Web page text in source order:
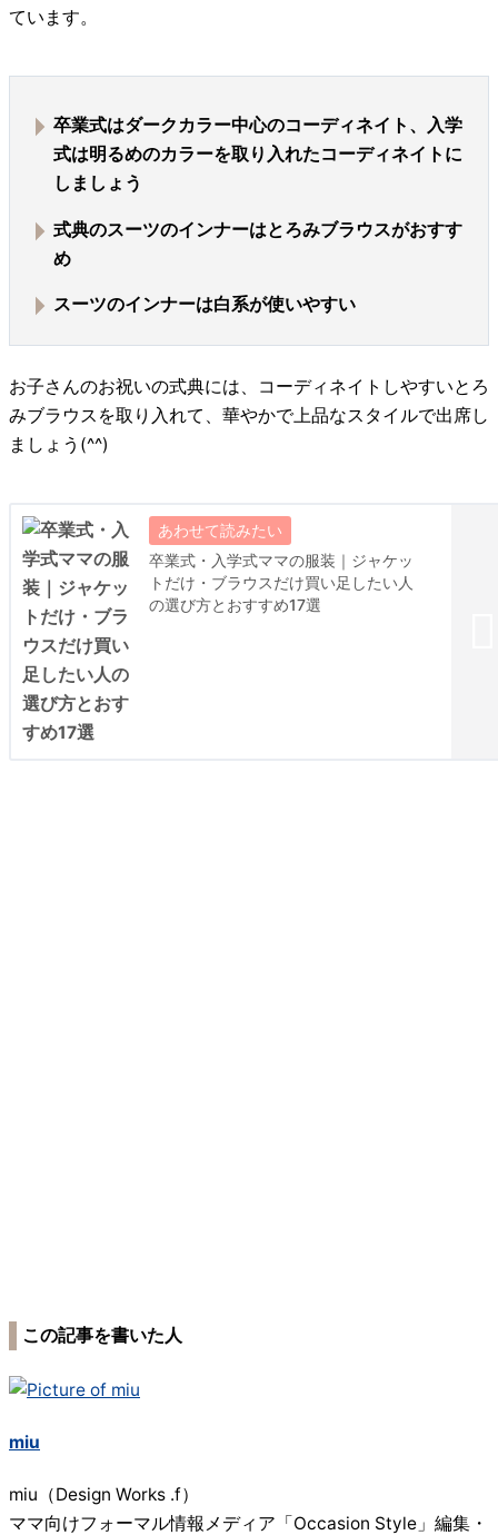
ています。
卒業式はダークカラー中心のコーディネイト、入学
式は明るめのカラーを取り入れたコーディネイトに
しましょう
式典のスーツのインナーはとろみブラウスがおすす
め
スーツのインナーは白系が使いやすい
お子さんのお祝いの式典には、コーディネイトしやすいとろ
みブラウスを取り入れて、華やかで上品なスタイルで出席し
ましょう(^^)
卒業式・入学式ママの服装｜ジャケッ
トだけ・ブラウスだけ買い足したい人
の選び方とおすすめ17選
この記事を書いた人
miu
miu（Design Works .f）
ママ向けフォーマル情報メディア「Occasion Style」編集・